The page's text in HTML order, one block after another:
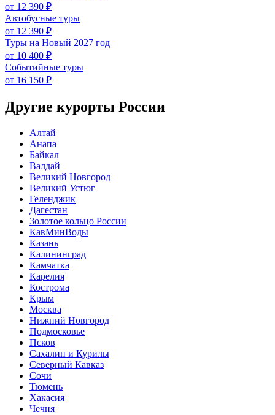
от 12 390 ₽
Автобусные туры
от 12 390 ₽
Туры на Новый 2027 год
от 10 400 ₽
Событийные туры
от 16 150 ₽
Другие курорты России
Алтай
Анапа
Байкал
Валдай
Великий Новгород
Великий Устюг
Геленджик
Дагестан
Золотое кольцо России
КавМинВоды
Казань
Калининград
Камчатка
Карелия
Кострома
Крым
Москва
Нижний Новгород
Подмосковье
Псков
Сахалин и Курилы
Северный Кавказ
Сочи
Тюмень
Хакасия
Чечня